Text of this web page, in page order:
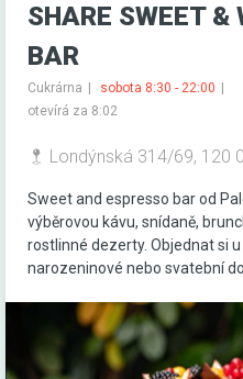
SHARE SWEET &
BAR
Cukrárna
sobota 8:30 - 22:00
otevírá za 8:02
Londýnská 314/69, 120
Sweet and espresso bar od
výběrovou kávu, snídaně,
rostlinné dezerty. Objednat si
narozeninové nebo svatební